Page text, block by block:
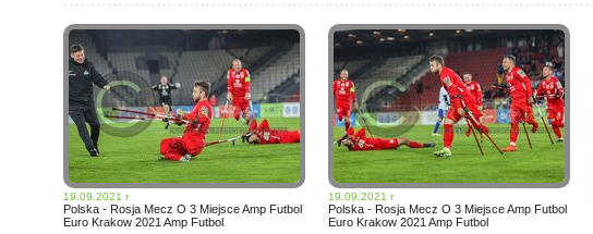
19.09.2021 r
Polska - Rosja Mecz O 3 Miejsce Amp Futbol
Euro Krakow 2021 Amp Futbol
19.09.2021 r
Polska - Rosja Mecz O 3 Miejsce Amp Futbol
Euro Krakow 2021 Amp Futbol